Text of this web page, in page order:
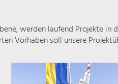
werden laufend Projekte in
Vorhaben soll unsere